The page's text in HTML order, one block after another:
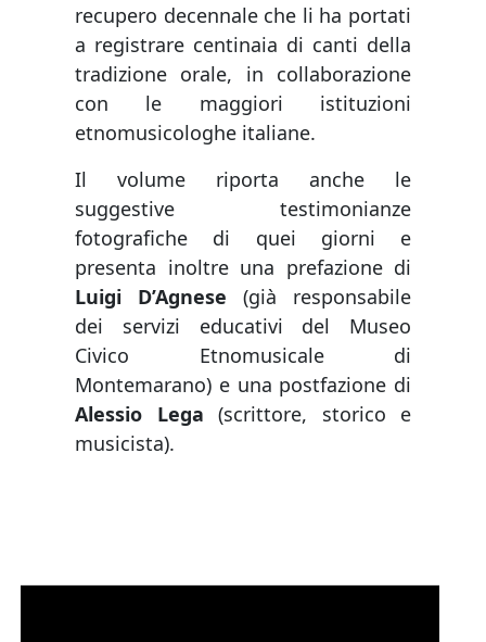
recupero decennale che li ha portati
a registrare centinaia di canti della
tradizione orale, in collaborazione
con le maggiori istituzioni
etnomusicologhe italiane.
Il volume riporta anche le
suggestive testimonianze
fotografiche di quei giorni e
presenta inoltre una prefazione di
Luigi D’Agnese (già responsabile
dei servizi educativi del Museo
Civico Etnomusicale di
Montemarano) e una postfazione di
Alessio Lega (scrittore, storico e
musicista).